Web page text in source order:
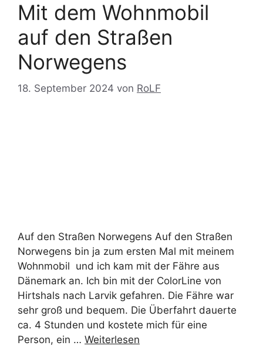
Mit dem Wohnmobil
auf den Straßen
Norwegens
18. September 2024 von RoLF
Auf den Straßen Norwegens Auf den Straßen
Norwegens bin ja zum ersten Mal mit meinem
Wohnmobil und ich kam mit der Fähre aus
Dänemark an. Ich bin mit der ColorLine von
Hirtshals nach Larvik gefahren. Die Fähre war
sehr groß und bequem. Die Überfahrt dauerte
ca. 4 Stunden und kostete mich für eine
Person, ein … Weiterlesen